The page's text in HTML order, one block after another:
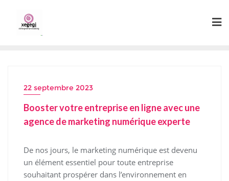
content
22 septembre 2023
Booster votre entreprise en ligne avec une
agence de marketing numérique experte
De nos jours, le marketing numérique est devenu
un élément essentiel pour toute entreprise
souhaitant prospérer dans l’environnement en